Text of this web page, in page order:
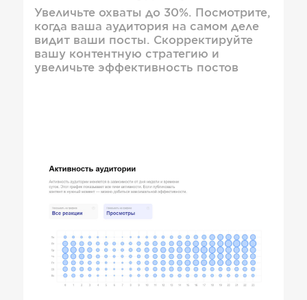
Увеличьте охваты до 30%. Посмотрите,
когда ваша аудитория на самом деле
видит ваши посты. Скорректируйте
вашу контентную стратегию и
увеличьте эффективность постов